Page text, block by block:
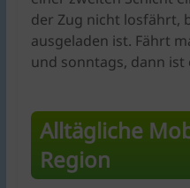
der Zug nicht losfährt,
ausgeladen ist. Fährt
und sonntags, dann
Alltägliche
Region